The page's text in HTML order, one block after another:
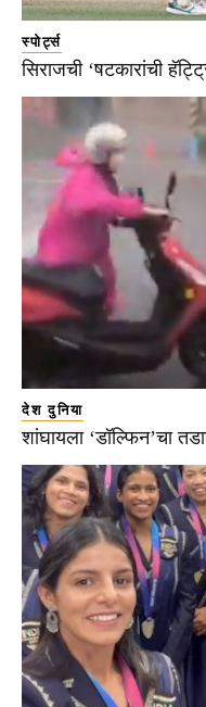
स्पोर्ट्स
सिराजची ‘षटकारांची
देश दुनिया
शांघायला ‘डॉल्फिन’चा